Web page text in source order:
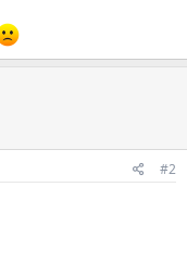
#2